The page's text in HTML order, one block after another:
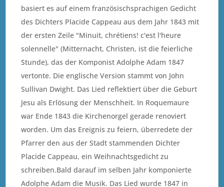
basiert es auf einem französischsprachigen Gedicht
des Dichters Placide Cappeau aus dem Jahr 1843 mit
der ersten Zeile "Minuit, chrétiens! c'est l'heure
solennelle" (Mitternacht, Christen, ist die feierliche
Stunde), das der Komponist Adolphe Adam 1847
vertonte. Die englische Version stammt von John
Sullivan Dwight. Das Lied reflektiert über die Geburt
Jesu als Erlösung der Menschheit. In Roquemaure
war Ende 1843 die Kirchenorgel gerade renoviert
worden. Um das Ereignis zu feiern, überredete der
Pfarrer den aus der Stadt stammenden Dichter
Placide Cappeau, ein Weihnachtsgedicht zu
schreiben.Bald darauf im selben Jahr komponierte
Adolphe Adam die Musik. Das Lied wurde 1847 in